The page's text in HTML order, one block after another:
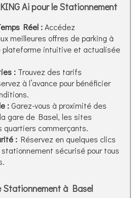
Ai pour le Stationnement
Réel :Accédez
meilleures offres de parking à
plateforme intuitive et actualisée
: Trouvez des tarifs
à l’avance pour bénéficier
:Garez-vous à proximité des
gare de Basel, les sites
quartiers commerçants.
: Réservez en quelques clics
stationnement sécurisé pour tous
Stationnement à Basel